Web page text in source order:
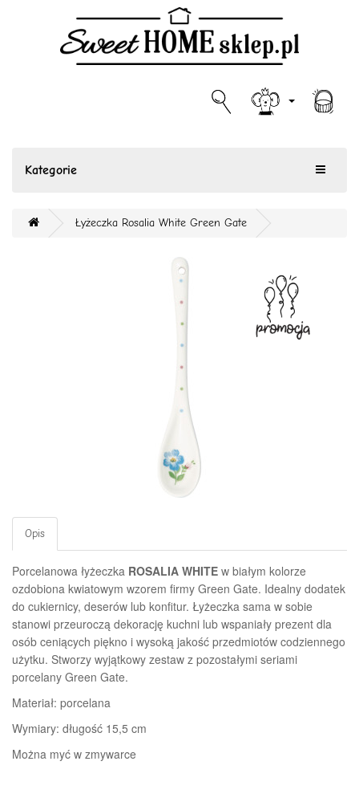
Kategorie
Łyżeczka Rosalia White Green Gate
Opis
Porcelanowa łyżeczka ROSALIA WHITE w białym kolorze
ozdobiona kwiatowym wzorem firmy Green Gate. Idealny dodatek
do cukiernicy, deserów lub konfitur. Łyżeczka sama w sobie
stanowi przeuroczą dekorację kuchni lub wspaniały prezent dla
osób ceniących piękno i wysoką jakość przedmiotów codziennego
użytku. Stworzy wyjątkowy zestaw z pozostałymi seriami
porcelany Green Gate.
Materiał: porcelana
Wymiary: długość 15,5 cm
Można myć w zmywarce